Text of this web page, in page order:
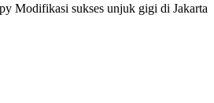
Modifikasi sukses unjuk gigi di Jakarta